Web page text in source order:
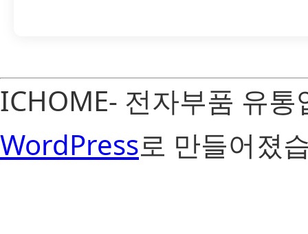
ICHOME- 전자부품 유
WordPress로 만들어졌